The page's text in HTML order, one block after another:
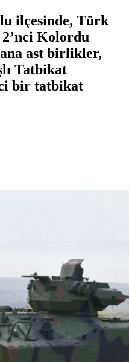
ilçesinde, Türk
Kolordu
ana ast birlikler,
Tatbikat
bir tatbikat